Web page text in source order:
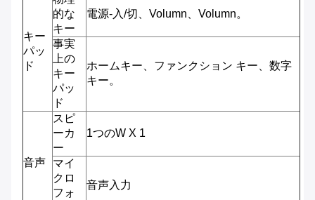
キー
パッ
ド
的な
キー
電源-入/切、Volumn、Volumn。
事実
上の
キー
パッ
ド
ホームキー、ファンクション キー、数字
キー。
音声
スピ
ーカ
ー
1つのW X 1
マイ
クロ
フォ
音声入力